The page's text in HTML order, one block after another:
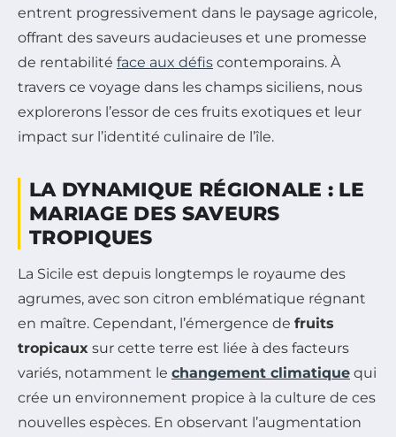
entrent progressivement dans le paysage agricole,
offrant des saveurs audacieuses et une promesse
de rentabilité face aux défis contemporains. À
travers ce voyage dans les champs siciliens, nous
explorerons l’essor de ces fruits exotiques et leur
impact sur l’identité culinaire de l’île.
LA DYNAMIQUE RÉGIONALE : LE
MARIAGE DES SAVEURS
TROPIQUES
La Sicile est depuis longtemps le royaume des
agrumes, avec son citron emblématique régnant
en maître. Cependant, l’émergence de fruits
tropicaux sur cette terre est liée à des facteurs
variés, notamment le changement climatique qui
crée un environnement propice à la culture de ces
nouvelles espèces. En observant l’augmentation